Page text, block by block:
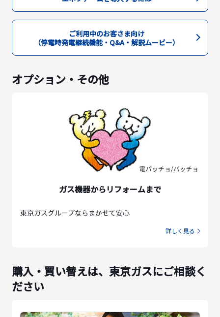
ご利用中のお客さま向け
（停電時発電継続機能・Q&A・解説ムービー）
オプション・その他
ガス機器からリフォームまで
東京ガスグループならまかせて安心
詳しく見る
購入・買い替えは、東京ガスにご相談く
ださい